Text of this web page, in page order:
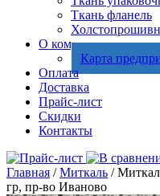
Ткань фланель
О компании
Карта
Оплата
Доставка
Прайс-лист
Скидки
Контакты
Главная /Миткаль /
гр, пр-во Иваново